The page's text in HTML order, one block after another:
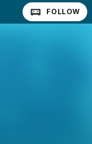
FOLLOW